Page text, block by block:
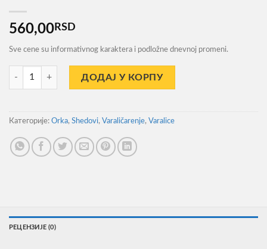
560,00RSD
Sve cene su informativnog karaktera i podložne dnevnoj promeni.
Varalica Orka Šed 7cm 10kom. WY количина
ДОДАЈ У КОРПУ
Категорије: Orka, Shedovi, Varaličarenje, Varalice
РЕЦЕНЗИЈЕ (0)